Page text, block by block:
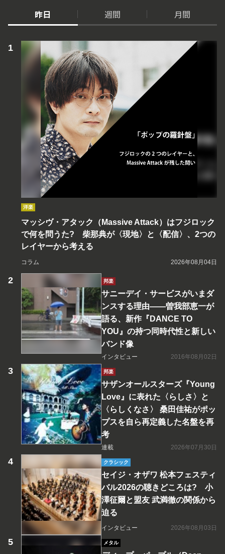
昨日 週間 月間
洋楽
マッシヴ・アタック（Massive Attack）はフジロック
で何を問うた? 柴那典が〈現地〉と〈配信〉、2つの
レイヤーから考える
コラム 2026年08月04日
邦楽
サニーデイ・サービスがいまダ
ンスする理由――曽我部恵一が
語る、新作『DANCE TO
YOU』の持つ同時代性と新しい
バンド像
インタビュー 2016年08月02日
邦楽
サザンオールスターズ『Young
Love』に表れた〈らしさ〉と
〈らしくなさ〉 桑田佳祐がポッ
プスを自ら再定義した名盤を再
考
連載 2026年07月30日
クラシック
セイジ・オザワ 松本フェスティ
バル2026の聴きどころは? 小
澤征爾と盟友 武満徹の関係から
迫る
インタビュー 2026年08月03日
メタル